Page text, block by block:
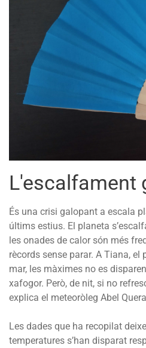
L'escalfament
És una crisi galopant a escala
últims estius. El planeta
les onades de calor són més
rècords sense parar. A Tiana,
mar, les màximes no es
xafogor. Però, de nit, si no
explica el meteoròleg Abel
Les dades que ha recopilat
temperatures s’han disparat